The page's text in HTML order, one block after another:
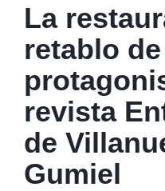
La
retablo
revista
de
Gumiel